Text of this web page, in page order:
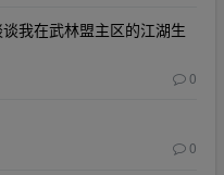
我在武林盟主区的江湖生
0
0